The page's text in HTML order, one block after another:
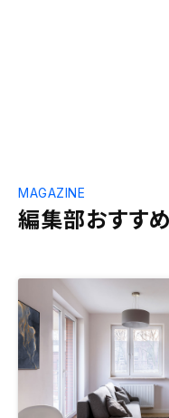
編集部おすす
MAGAZINE